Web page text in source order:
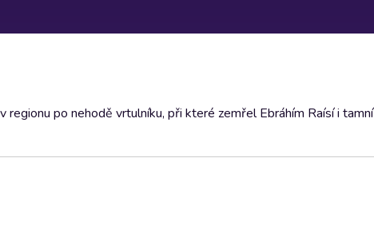
po nehodě vrtulníku, při které zemřel Ebráhím Raísí i tamní